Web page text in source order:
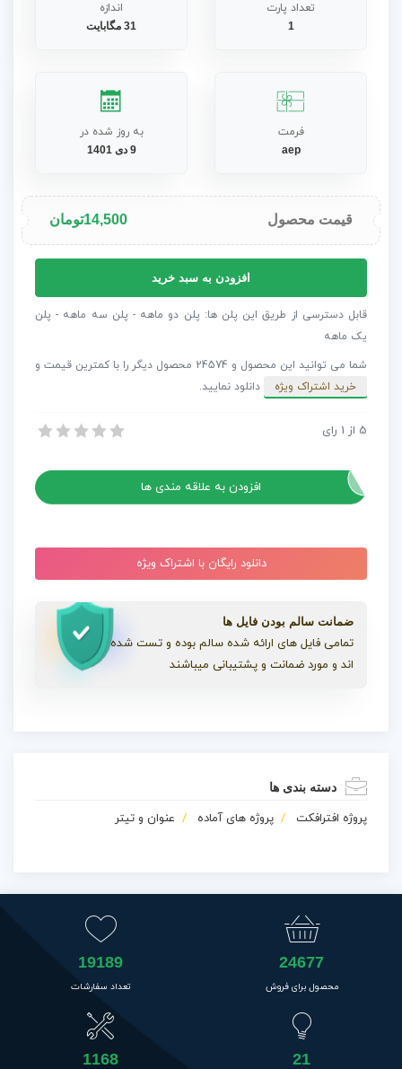
تعداد پارت
1
اندازه
31 مگابایت
فرمت
aep
به روز شده در
9 دی 1401
قیمت محصول 14,500تومان
عناوین
مینیمالیست
افزودن به سبد خرید
قابل دسترسی از طریق این پلن ها: پلن دو ماهه - پلن سه ماهه - پلن
یک ماهه
شما می توانید این محصول و 24574 محصول دیگر را با کمترین قیمت و
خرید اشتراک ویژه
دانلود نمایید.
پروژه افترافکت عناوین مینیمالیست متحرک
5 از 1 رای
افزودن به علاقه مندی ها
دانلود رایگان با اشتراک ویژه
ضمانت سالم بودن فایل ها
تمامی فایل های ارائه شده سالم بوده و تست شده
اند و مورد ضمانت و پشتیبانی میباشند
دسته بندی ها
پروژه افترافکت پروژه های آماده عنوان و تیتر
24677
محصول برای فروش
19189
تعداد سفارشات
21
1168